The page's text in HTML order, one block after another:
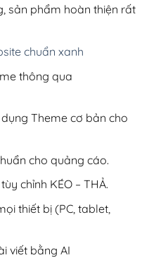
sản phẩm hoàn thiện rất
chuẩn xanh
thông qua
Theme cơ bản cho
cho quảng cáo.
chỉnh KÉO – THẢ.
thiết bị (PC, tablet,
viết bằng AI